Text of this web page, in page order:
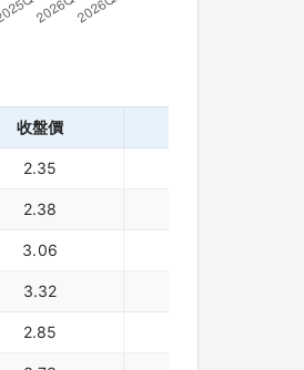
收盤價
2.35
2.38
3.06
3.32
2.85